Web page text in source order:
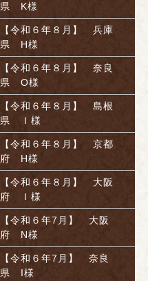
県 K様
【令和６年８月】 兵庫
県 H様
【令和６年８月】 奈良
県 O様
【令和６年８月】 島根
県 Ｉ様
【令和６年８月】 京都
府 H様
【令和６年８月】 大阪
府 Ｉ様
【令和６年7月】 大阪
府 N様
【令和６年7月】 奈良
県 I様